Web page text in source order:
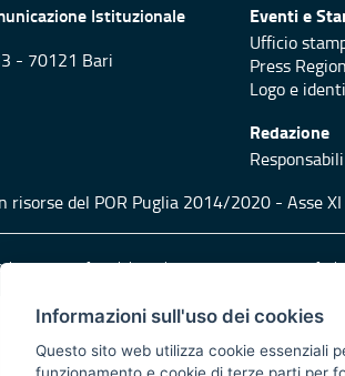
Istituzionale
- 70121 Bari
Eventi e
Ufficio
Press
Logo e
Redazione
risorse del POR Puglia 2014/2020 - Asse XI
Amministrazione trasparente Atti
Informazioni sull'uso dei cookies
Questo sito web utilizza cookie essenziali